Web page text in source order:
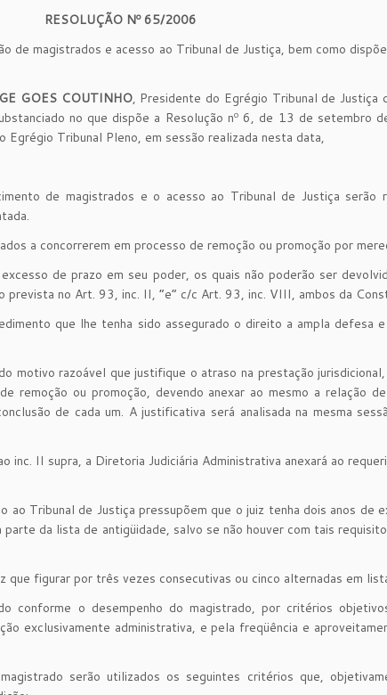
RESOLUÇÃO Nº 65/2006
de magistrados e acesso ao Tribunal de Justiça, bem como
GOES COUTINHO, Presidente do Egrégio Tribunal de Justiça
no que dispõe a Resolução nº 6, de 13 de setembro
Egrégio Tribunal Pleno, em sessão realizada nesta data,
de magistrados e o acesso ao Tribunal de Justiça serão
a concorrerem em processo de remoção ou promoção por
de prazo em seu poder, os quais não poderão ser
prevista no Art. 93, inc. II, “e” c/c Art. 93, inc. VIII, ambos da
que lhe tenha sido assegurado o direito a ampla defesa
motivo razoável que justifique o atraso na prestação
remoção ou promoção, devendo anexar ao mesmo a relação
de cada um. A justificativa será analisada na mesma
inc. II supra, a Diretoria Judiciária Administrativa anexará ao
ao Tribunal de Justiça pressupõem que o juiz tenha dois anos de
da lista de antigüidade, salvo se não houver com tais
que figurar por três vezes consecutivas ou cinco alternadas em
conforme o desempenho do magistrado, por critérios
exclusivamente administrativa, e pela freqüência e
serão utilizados os seguintes critérios que,